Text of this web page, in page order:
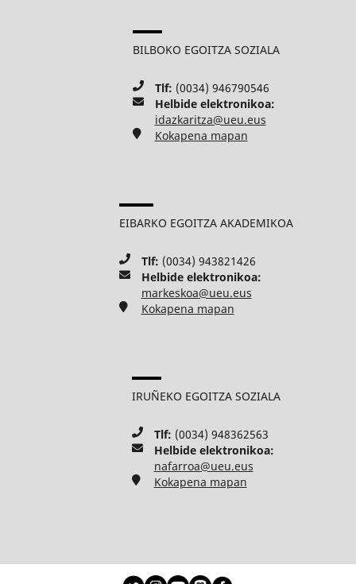
BILBOKO EGOITZA SOZIALA
Tlf: (0034) 946790546
Helbide elektronikoa:
idazkaritza@ueu.eus
Kokapena mapan
EIBARKO EGOITZA AKADEMIKOA
Tlf: (0034) 943821426
Helbide elektronikoa:
markeskoa@ueu.eus
Kokapena mapan
IRUÑEKO EGOITZA SOZIALA
Tlf: (0034) 948362563
Helbide elektronikoa:
nafarroa@ueu.eus
Kokapena mapan